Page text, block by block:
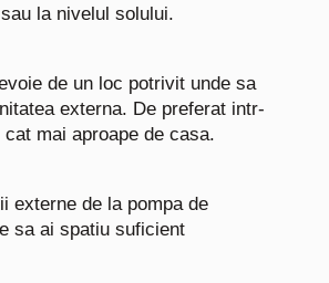
la nivelul solului.
de un loc potrivit unde sa
externa. De preferat intr-
mai aproape de casa.
externe de la pompa de
sa ai spatiu suficient